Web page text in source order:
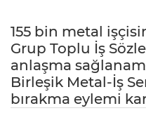
155 bin metal
Grup Toplu İş
anlaşma
Birleşik Metal-İş
bırakma eylemi